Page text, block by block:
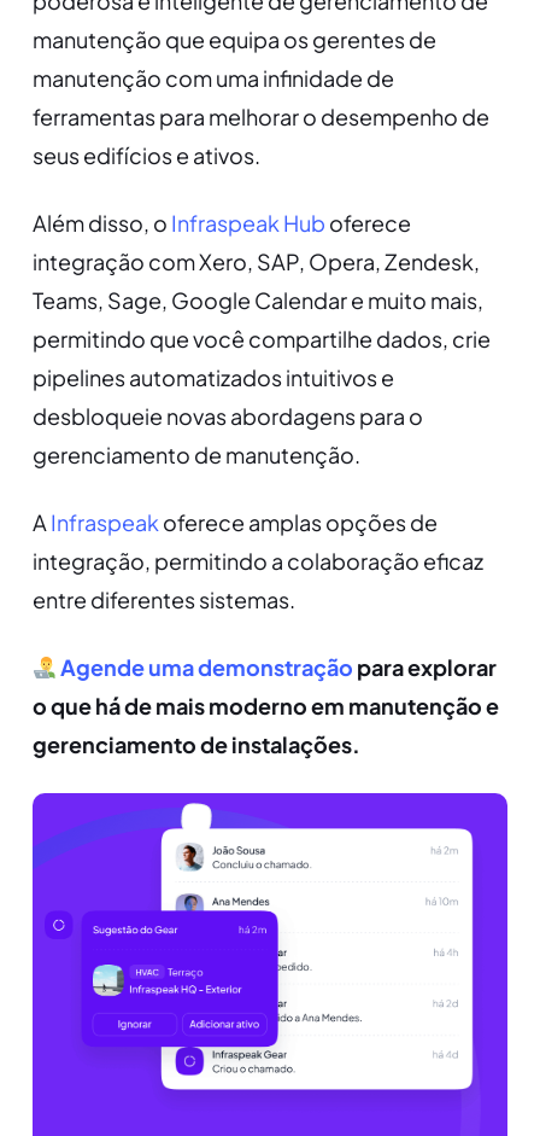
manutenção que equipa os gerentes de
manutenção com uma infinidade de
ferramentas para melhorar o desempenho de
seus edifícios e ativos.
Além disso, o Infraspeak Hub oferece
integração com Xero, SAP, Opera, Zendesk,
Teams, Sage, Google Calendar e muito mais,
permitindo que você compartilhe dados, crie
pipelines automatizados intuitivos e
desbloqueie novas abordagens para o
gerenciamento de manutenção.
A Infraspeak oferece amplas opções de
integração, permitindo a colaboração eficaz
entre diferentes sistemas.
Agende uma demonstração para explorar
o que há de mais moderno em manutenção e
gerenciamento de instalações.